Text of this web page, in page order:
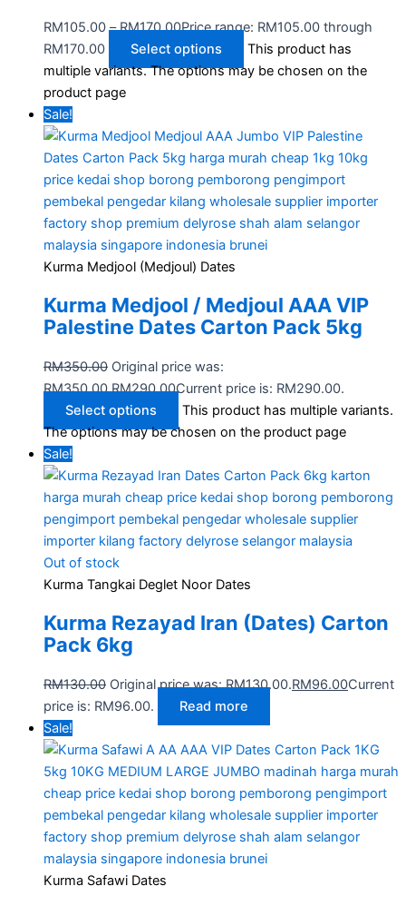
RM105.00 – RM170.00Price range: RM105.00 through
RM170.00
Select options
This product has
multiple variants. The options may be chosen on the
product page
Sale!
Kurma Medjool (Medjoul) Dates
Kurma Medjool / Medjoul AAA VIP
Palestine Dates Carton Pack 5kg
RM350.00 Original price was:
RM350.00.RM290.00Current price is: RM290.00.
Select options
This product has multiple variants.
The options may be chosen on the product page
Sale!
Out of stock
Kurma Tangkai Deglet Noor Dates
Kurma Rezayad Iran (Dates) Carton
Pack 6kg
RM130.00 Original price was: RM130.00.RM96.00Current
price is: RM96.00.
Read more
Sale!
Kurma Safawi Dates